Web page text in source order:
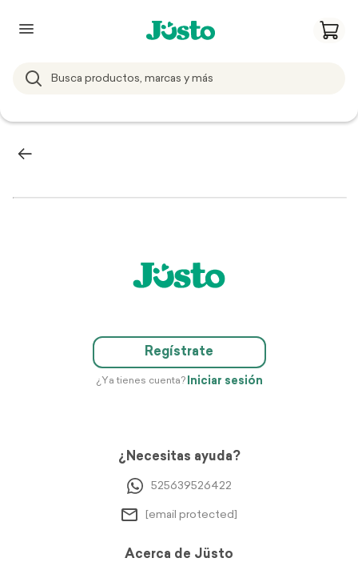
Regístrate
¿Ya tienes cuenta? Iniciar sesión
¿Necesitas ayuda?
525639526422
[email protected]
Acerca de Jüsto